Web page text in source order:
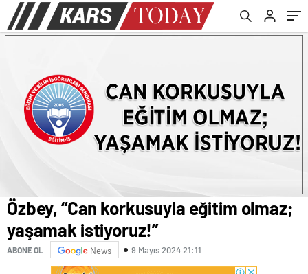
Özbey, “Can korkusuyla eğitim olmaz;
yaşamak istiyoruz!”
ABONE OL News 9 Mayıs 2024 21:11